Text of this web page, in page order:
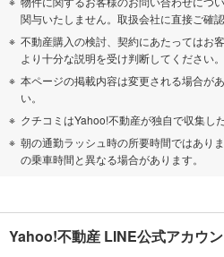
関与いたしません。取扱会社に直接ご確認
不動産購入の検討、契約にあたってはお
より十分な説明を受け判断してください。
本ページの掲載内容は変更される場合が
い。
クチコミはYahoo!不動産が独自で収集し
朝の通勤ラッシュ時の所要時間ではあり
の乗車時間と異なる場合があります。
Yahoo!不動産 LINE公式アカウン